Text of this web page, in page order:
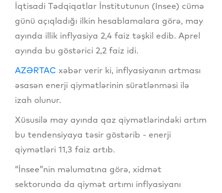
İqtisadi Tədqiqatlar İnstitutunun (Insee) cümə
günü açıqladığı ilkin hesablamalara görə, may
ayında illik inflyasiya 2,4 faiz təşkil edib. Aprel
ayında bu göstərici 2,2 faiz idi.
AZƏRTAC xəbər verir ki, inflyasiyanın artması
əsasən enerji qiymətlərinin sürətlənməsi ilə
izah olunur.
Xüsusilə may ayında qaz qiymətlərindəki artım
bu tendensiyaya təsir göstərib - enerji
qiymətləri 11,3 faiz artıb.
“İnsee”nin məlumatına görə, xidmət
sektorunda da qiymət artımı inflyasiyanı